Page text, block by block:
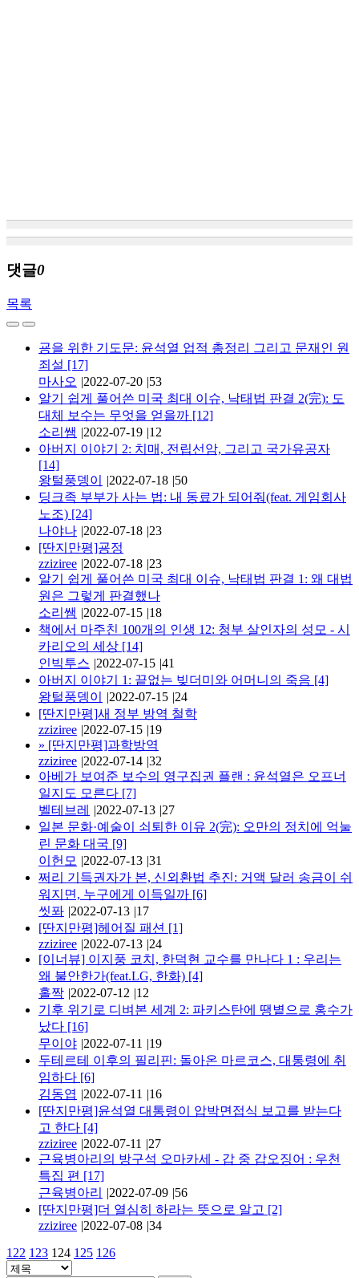
댓글0
목록
굥을 위한 기도문: 윤석열 업적 총정리 그리고 문재인 원
죄설 [17]
마사오 |2022-07-20 |53
알기 쉽게 풀어쓴 미국 최대 이슈, 낙태법 판결 2(完): 도
대체 보수는 무엇을 얻을까 [12]
소리쌤 |2022-07-19 |12
아버지 이야기 2: 치매, 전립선암, 그리고 국가유공자
[14]
왕털풍뎅이
|2022-07-18 |50
딩크족 부부가 사는 법: 내 동료가 되어줘(feat. 게임회사
노조) [24]
나야나 |2022-07-18 |23
[딴지만평]굥정
zziziree |2022-07-18 |23
알기 쉽게 풀어쓴 미국 최대 이슈, 낙태법 판결 1: 왜 대법
원은 그렇게 판결했나
소리쌤 |2022-07-15 |18
책에서 마주친 100개의 인생 12: 청부 살인자의 성모 - 시
카리오의 세상 [14]
인빅투스 |2022-07-15 |41
아버지 이야기 1: 끝없는 빚더미와 어머니의 죽음 [4]
왕털풍뎅이
|2022-07-15 |24
[딴지만평]새 정부 방역 철학
zziziree |2022-07-15 |19
» [딴지만평]과학방역
zziziree |2022-07-14 |32
아베가 보여준 보수의 영구집권 플랜 : 윤석열은 오프너
일지도 모른다 [7]
벨테브레
|2022-07-13 |27
일본 문화·예술이 쇠퇴한 이유 2(完): 오만의 정치에 억눌
린 문화 대국 [9]
이헌모 |2022-07-13 |31
쩌리 기득권자가 본, 신외환법 추진: 거액 달러 송금이 쉬
워지면, 누구에게 이득일까 [6]
씻퐈 |2022-07-13 |17
[딴지만평]헤어질 패션 [1]
zziziree |2022-07-13 |24
[이너뷰] 이지풍 코치, 한덕현 교수를 만나다 1 : 우리는
왜 불안한가(feat.LG, 한화) [4]
홀짝 |2022-07-12 |12
기후 위기로 디벼본 세계 2: 파키스탄에 땡볕으로 홍수가
났다 [16]
무이야 |2022-07-11 |19
두테르테 이후의 필리핀: 돌아온 마르코스, 대통령에 취
임하다 [6]
김동엽 |2022-07-11 |16
[딴지만평]윤석열 대통령이 압박면접식 보고를 받는다
고 한다 [4]
zziziree |2022-07-11 |27
근육병아리의 방구석 오마카세 - 갑 중 갑오징어 : 우천
특집 편 [17]
근육병아리
|2022-07-09 |56
[딴지만평]더 열심히 하라는 뜻으로 알고 [2]
zziziree |2022-07-08 |34
122 123 124 125 126